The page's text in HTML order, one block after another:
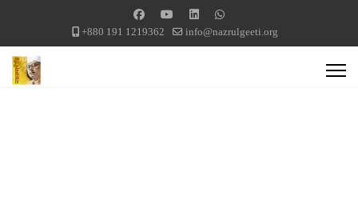
+880 191 1219362 info@nazrulgeeti.org